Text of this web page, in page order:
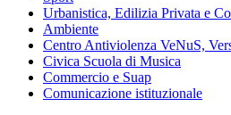
Urbanistica, Edilizia Privata e
Ambiente
Centro Antiviolenza VeNuS,
Civica Scuola di Musica
Commercio e Suap
Comunicazione istituzionale